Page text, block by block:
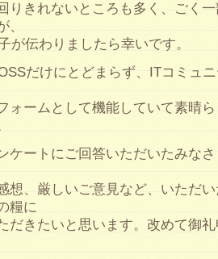
りきれないところも多く、ごく
、
が伝わりましたら幸いです。
だけにとどまらず、ITコミュ
ォームとして機能していて素晴
ケートにご回答いただいたみな
想、厳しいご意見など、いただ
糧に
だきたいと思います。改めて御